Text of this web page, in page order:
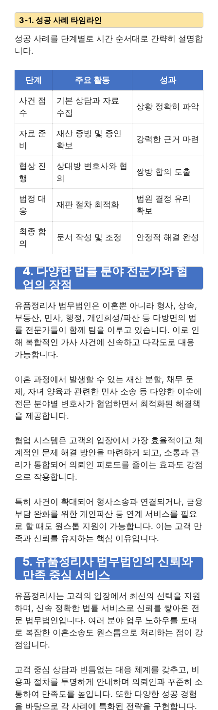
3-1. 성공 사례 타임라인
성공 사례를 단계별로 시간 순서대로 간략히 설명합
니다.
단계 주요 활동 성과
사건 접
수
기본 상담과 자료
수집
상황 정확히 파악
자료 준
비
재산 증빙 및 증인
확보
강력한 근거 마련
협상 진
행
상대방 변호사와 협
의
쌍방 합의 도출
법정 대
응
재판 절차 최적화
법원 결정 유리
확보
최종 합
의
문서 작성 및 조정 안정적 해결 완성
4. 다양한 법률 분야 전문가와 협
업의 장점
유품정리사 법무법인은 이혼뿐 아니라 형사, 상속,
부동산, 민사, 행정, 개인회생/파산 등 다방면의 법
률 전문가들이 함께 팀을 이루고 있습니다. 이로 인
해 복합적인 가사 사건에 신속하고 다각도로 대응
가능합니다.
이혼 과정에서 발생할 수 있는 재산 분할, 채무 문
제, 자녀 양육과 관련한 민사 소송 등 다양한 이슈에
전문 분야별 변호사가 협업하면서 최적화된 해결책
을 제공합니다.
협업 시스템은 고객의 입장에서 가장 효율적이고 체
계적인 문제 해결 방안을 마련하게 되고, 소통과 관
리가 통합되어 의뢰인 피로도를 줄이는 효과도 강점
으로 작용합니다.
특히 사건이 확대되어 형사소송과 연결되거나, 금융
부담 완화를 위한 개인파산 등 연계 서비스를 필요
로 할 때도 원스톱 지원이 가능합니다. 이는 고객 만
족과 신뢰를 유지하는 핵심 이유입니다.
5. 유품정리사 법무법인의 신뢰와
만족 중심 서비스
유품정리사는 고객의 입장에서 최선의 선택을 지원
하며, 신속 정확한 법률 서비스로 신뢰를 쌓아온 전
문 법무법인입니다. 여러 분야 업무 노하우를 토대
로 복잡한 이혼소송도 원스톱으로 처리하는 점이 강
점입니다.
고객 중심 상담과 빈틈없는 대응 체계를 갖추고, 비
용과 절차를 투명하게 안내하며 의뢰인과 꾸준히 소
통하여 만족도를 높입니다. 또한 다양한 성공 경험
을 바탕으로 각 사례에 특화된 전략을 구현합니다.